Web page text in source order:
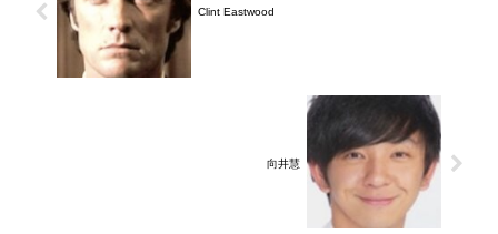
Clint Eastwood
向井慧